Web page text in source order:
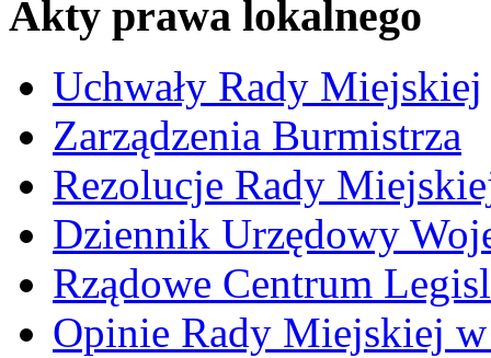
Akty prawa lokalnego
Uchwały Rady Miejskiej
Zarządzenia Burmistrza
Rezolucje Rady
Dziennik Urzędowy
Rządowe Centrum
Opinie Rady Miejskiej w